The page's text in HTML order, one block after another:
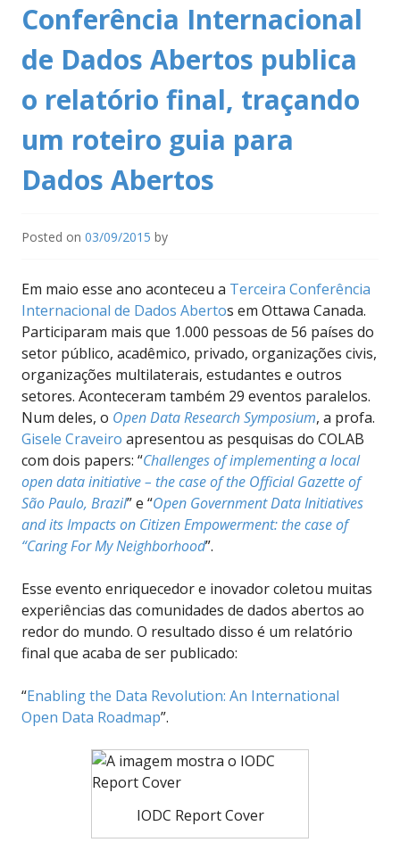
Conferência Internacional
de Dados Abertos publica
o relatório final, traçando
um roteiro guia para
Dados Abertos
Posted on 03/09/2015 by
Em maio esse ano aconteceu a Terceira Conferência
Internacional de Dados Abertos em Ottawa Canada.
Participaram mais que 1.000 pessoas de 56 países do
setor público, acadêmico, privado, organizações civis,
organizações multilaterais, estudantes e outros
setores. Aconteceram também 29 eventos paralelos.
Num deles, o Open Data Research Symposium, a profa.
Gisele Craveiro apresentou as pesquisas do COLAB
com dois papers: “Challenges of implementing a local
open data initiative – the case of the Official Gazette of
São Paulo, Brazil” e “Open Government Data Initiatives
and its Impacts on Citizen Empowerment: the case of
“Caring For My Neighborhood”.
Esse evento enriquecedor e inovador coletou muitas
experiências das comunidades de dados abertos ao
redor do mundo. O resultado disso é um relatório
final que acaba de ser publicado:
“Enabling the Data Revolution: An International
Open Data Roadmap”.
IODC Report Cover